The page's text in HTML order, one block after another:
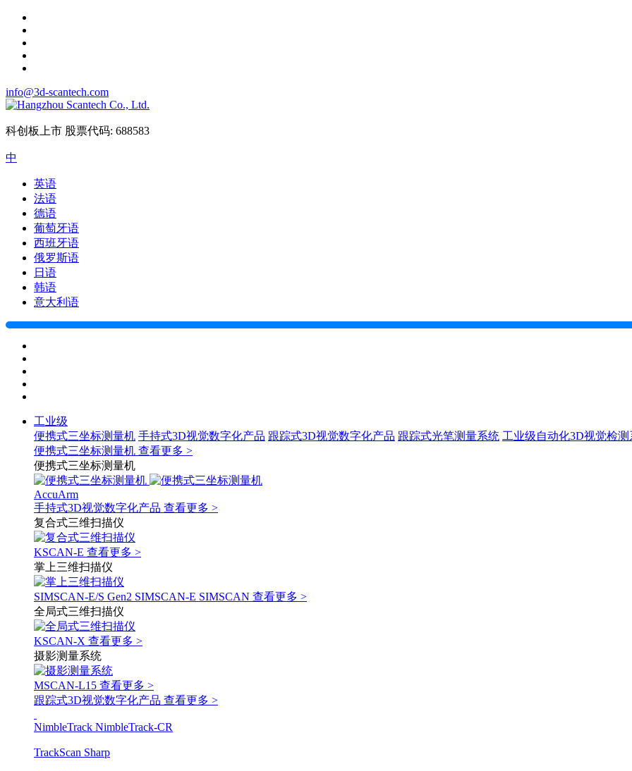
info@3d-scantech.com
科创板上市 股票代码: 688583
中
英语
法语
德语
葡萄牙语
西班牙语
俄罗斯语
日语
韩语
意大利语
工业级
便携式三坐标测量机 手持式3D视觉数字化产品 跟踪式3D视觉数字化产品 跟踪式光笔测量系统 工业级自动化3D视觉检测
便携式三坐标测量机 查看更多 >
便携式三坐标测量机
AccuArm
手持式3D视觉数字化产品 查看更多 >
复合式三维扫描仪
KSCAN-E 查看更多 >
掌上三维扫描仪
SIMSCAN-E/S Gen2 SIMSCAN-E SIMSCAN 查看更多 >
全局式三维扫描仪
KSCAN-X 查看更多 >
摄影测量系统
MSCAN-L15 查看更多 >
跟踪式3D视觉数字化产品 查看更多 >
NimbleTrack NimbleTrack-CR
TrackScan Sharp